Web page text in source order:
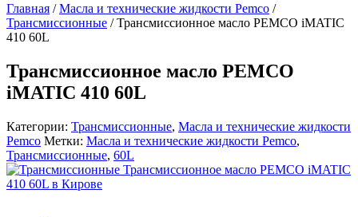
Главная /Масла и технические жидкости Pemco /
Трансмиссионные /Трансмиссионное масло PEMCO iMATIC
410 60L
Трансмиссионное масло PEMCO
iMATIC 410 60L
Категории: Трансмиссионные, Масла и технические жидкости
Pemco Метки: Масла и технические жидкости Pemco,
Трансмиссионные, 60L